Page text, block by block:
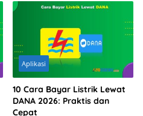
Aplikasi
10 Cara Bayar Listrik Lewat
DANA 2026: Praktis dan
Cepat